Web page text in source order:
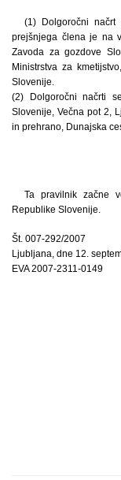
(1) Dolgoročni načrt
prejšnjega člena je na
Zavoda za gozdove
Ministrstva za
Slovenije.
(2) Dolgoročni načrti
Slovenije, Večna pot 2,
in prehrano, Dunajska
Ta pravilnik začne
Republike Slovenije.
Št. 007-292/2007
Ljubljana, dne 12.
EVA 2007-2311-0149